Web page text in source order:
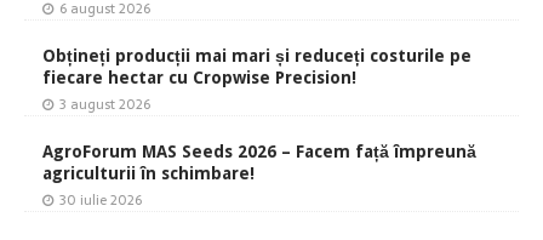
6 august 2026
Obțineți producții mai mari și reduceți costurile pe
fiecare hectar cu Cropwise Precision!
3 august 2026
AgroForum MAS Seeds 2026 – Facem față împreună
agriculturii în schimbare!
30 iulie 2026